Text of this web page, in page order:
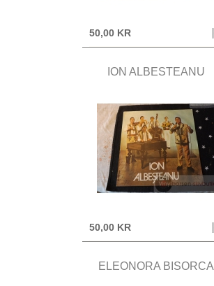
50,00 KR
ION ALBESTEANU
50,00 KR
ELEONORA BISORCA